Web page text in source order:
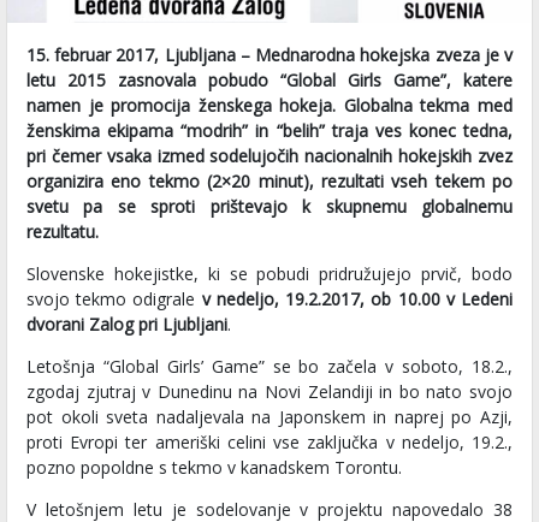
15. februar 2017, Ljubljana – Mednarodna hokejska zveza je v
letu 2015 zasnovala pobudo “Global Girls Game”, katere
namen je promocija ženskega hokeja. Globalna tekma med
ženskima ekipama “modrih” in “belih” traja ves konec tedna,
pri čemer vsaka izmed sodelujočih nacionalnih hokejskih zvez
organizira eno tekmo (2×20 minut), rezultati vseh tekem po
svetu pa se sproti prištevajo k skupnemu globalnemu
rezultatu.
Slovenske hokejistke, ki se pobudi pridružujejo prvič, bodo
svojo tekmo odigrale v nedeljo, 19.2.2017, ob 10.00 v Ledeni
dvorani Zalog pri Ljubljani.
Letošnja “Global Girls’ Game” se bo začela v soboto, 18.2.,
zgodaj zjutraj v Dunedinu na Novi Zelandiji in bo nato svojo
pot okoli sveta nadaljevala na Japonskem in naprej po Azji,
proti Evropi ter ameriški celini vse zaključka v nedeljo, 19.2.,
pozno popoldne s tekmo v kanadskem Torontu.
V letošnjem letu je sodelovanje v projektu napovedalo 38